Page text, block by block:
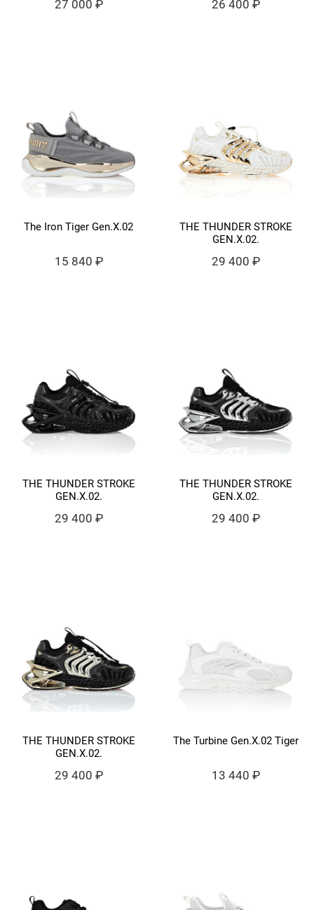
27 000 ₽ 26 400 ₽
The Iron Tiger Gen.X.02
15 840 ₽
THE THUNDER STROKE
GEN.X.02.
29 400 ₽
THE THUNDER STROKE
GEN.X.02.
29 400 ₽
THE THUNDER STROKE
GEN.X.02.
29 400 ₽
THE THUNDER STROKE
GEN.X.02.
29 400 ₽
The Turbine Gen.X.02 Tiger
13 440 ₽